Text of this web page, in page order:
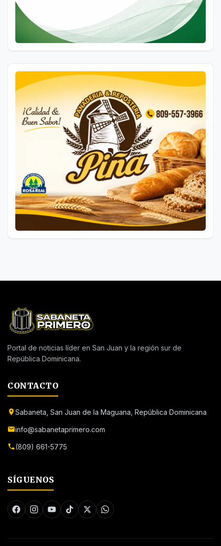
Portal de noticias líder en San Juan y la región sur de
República Dominicana.
CONTACTO
Sabaneta, San Juan de la Maguana, República Dominicana
info@sabanetaprimero.com
(809) 661-5775
SÍGUENOS